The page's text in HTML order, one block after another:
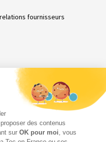
fournisseurs
Toshiba Tec France collecte vos
sur notre politique en matière
des contenus
sur OK pour moi , vous